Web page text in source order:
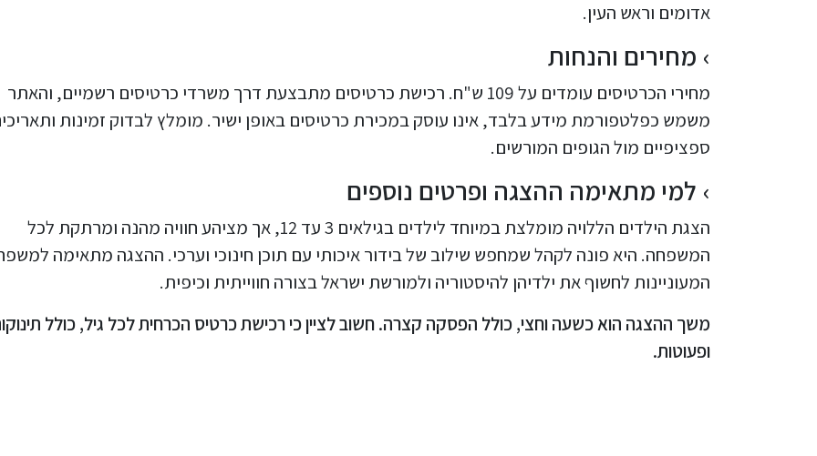
אדומים וראש העין.
מחירים והנחות
מחירי הכרטיסים עומדים על 109 ש"ח. רכישת כרטיסים מתבצעת דרך משרדי כרטיסים רשמיים, והאתר
משמש כפלטפורמת מידע בלבד, אינו עוסק במכירת כרטיסים באופן ישיר. מומלץ לבדוק זמינות
ספציפיים מול הגופים המורשים.
למי מתאימה ההצגה ופרטים נוספים
הצגת הילדים הללויה מומלצת במיוחד לילדים בגילאים 3 עד 12, אך מציהע חוויה מהנה ומרתקת לכל
המשפחה. היא פונה לקהל שמחפש שילוב של בידור איכותי עם תוכן חינוכי וערכי. ההצגה מתאימה
המעוניינות לחשוף את ילדיהן להיסטוריה ולמורשת ישראל בצורה חווייתית וכיפית.
משך ההצגה הוא כשעה וחצי, כולל הפסקה קצרה. חשוב לציין כי רכישת כרטיס הכרחית לכל גיל, כולל
ופעוטות.